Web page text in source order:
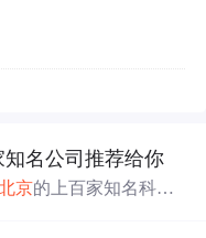
知名公司推荐给你
京的上百家知名科技